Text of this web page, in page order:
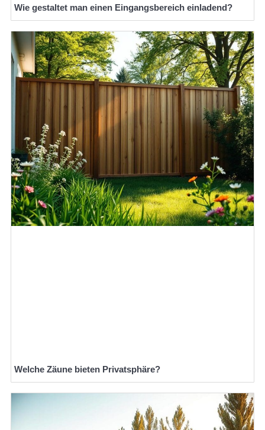
Wie gestaltet man einen Eingangsbereich einladend?
Welche Zäune bieten Privatsphäre?